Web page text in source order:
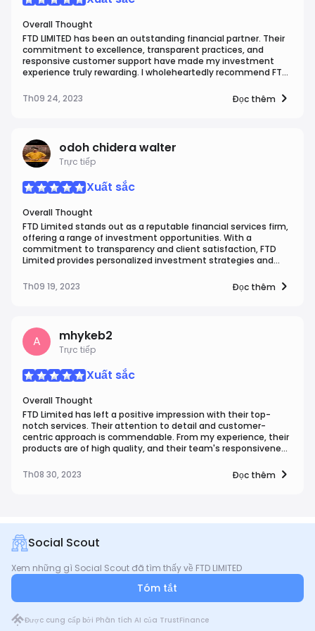
Overall Thought
FTD LIMITED has been an outstanding financial partner. Their
commitment to excellence, transparent practices, and
responsive customer support have made my investment
experience truly rewarding. I wholeheartedly recommend FTD
Th09 24, 2023
Đọc thêm
odoh chidera walter
Trực tiếp
Xuất sắc
Overall Thought
FTD Limited stands out as a reputable financial services firm,
offering a range of investment opportunities. With a
commitment to transparency and client satisfaction, FTD
Limited provides personalized investment strategies and
assets and a user-friendly experience. With a track record of
reliability and a dedication to client success, FTD Limited is a
Th09 19, 2023 Đọc thêm
A mhykeb2
Trực tiếp
Xuất sắc
Overall Thought
FTD Limited has left a positive impression with their top-
notch services. Their attention to detail and customer-
centric approach is commendable. From my experience, their
products are of high quality, and their team's responsiveness
shines through, making them a trustworthy choice in their
Th08 30, 2023 Đọc thêm
Social Scout
Xem những gì Social Scout đã tìm thấy về FTD LIMITED
Tóm tắt
Được cung cấp bởi Phân tích AI của TrustFinance